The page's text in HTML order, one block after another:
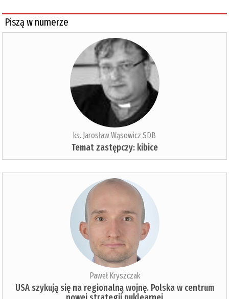
Piszą w numerze
ks. Jarosław Wąsowicz SDB
Temat zastępczy: kibice
Paweł Kryszczak
USA szykują się na regionalną wojnę. Polska w centrum